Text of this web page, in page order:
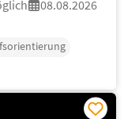
08.08.2026